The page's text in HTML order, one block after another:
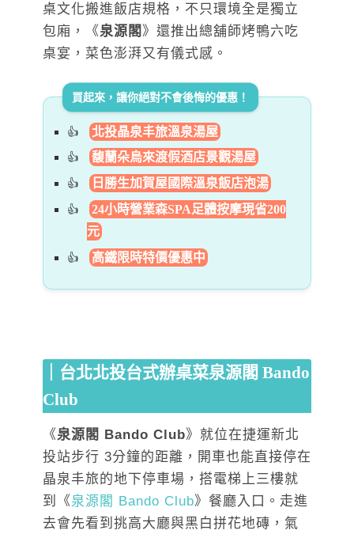
桌文化搬進飯店規格，不只環境全是獨立
包廂，《泉源閣 》還推出總舖師烤鴨六吃
桌宴，菜色澎湃又有儀式感。
買起來，讓你絕對不會後悔的優惠！
北投晶泉丰旅溫泉湯屋
馥蘭朵烏來渡假酒店景觀湯屋
日勝生加賀屋國際溫泉飯店泡湯
24小時營業森SPA足體按摩現省200
元
高鐵限時特價優惠中
｜台北北投台式辦桌菜泉源閣 Bando
Club
《泉源閣 Bando Club》就位在捷運新北
投站步行 3分鐘的距離，開車也能直接停在
晶泉丰旅的地下停車場，搭電梯上三樓就
到《泉源閣 Bando Club》餐廳入口。走進
去會先看到挑高大廳與黑白拼花地磚，氣